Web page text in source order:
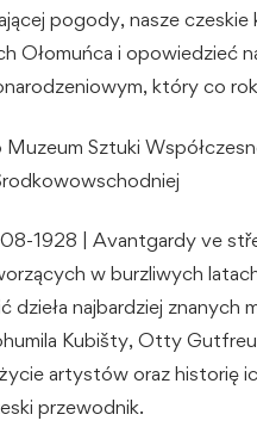
pogody, nasze czeskie
Ołomuńca i opowiedzieć
który co
Sztuki
1928 | Avantgardy ve
w burzliwych
dzieła najbardziej
Kubišty, Otty
artystów oraz historię
przewodnik.